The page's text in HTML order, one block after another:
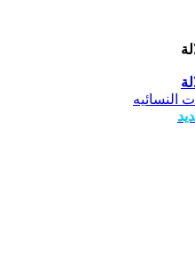
النسائيه